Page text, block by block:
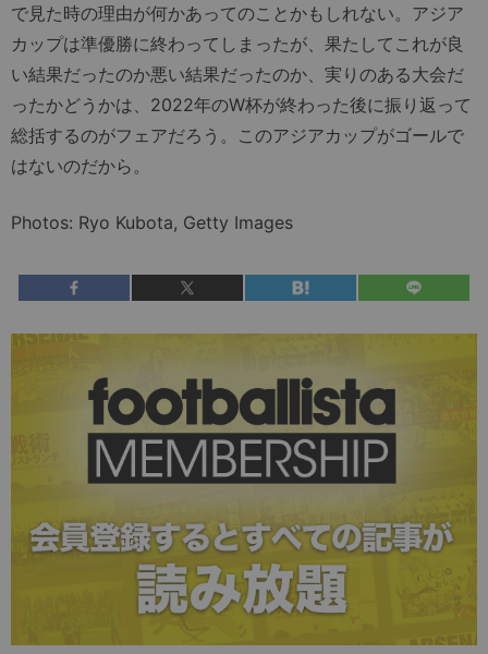
で見た時の理由が何かあってのことかもしれない。アジア
カップは準優勝に終わってしまったが、果たしてこれが良
い結果だったのか悪い結果だったのか、実りのある大会だ
ったかどうかは、2022年のW杯が終わった後に振り返って
総括するのがフェアだろう。このアジアカップがゴールで
はないのだから。
Photos: Ryo Kubota, Getty Images